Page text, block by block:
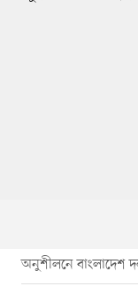
অনুশীলনে বাংলাদেশ